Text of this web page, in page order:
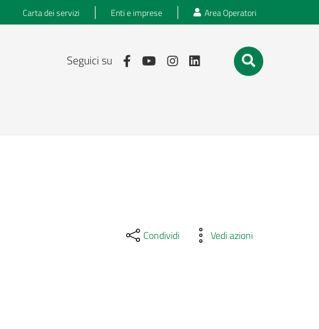
Carta dei servizi Enti e imprese Area Operatori
Seguici su
Condividi Vedi azioni